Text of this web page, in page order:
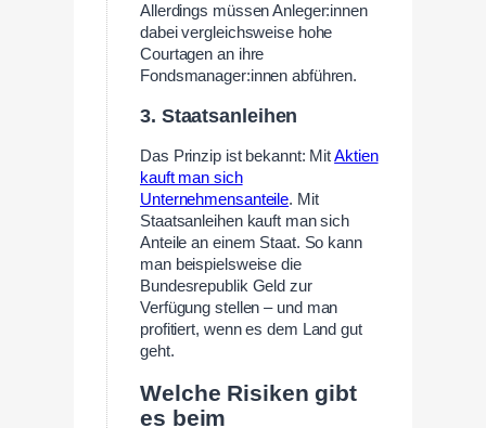
Allerdings müssen Anleger:innen
dabei vergleichsweise hohe
Courtagen an ihre
Fondsmanager:innen abführen.
3. Staatsanleihen
Das Prinzip ist bekannt: MitAktien
kauft man sich
Unternehmensanteile. Mit
Staatsanleihen kauft man sich
Anteile an einem Staat. So kann
man beispielsweise die
Bundesrepublik Geld zur
Verfügung stellen – und man
profitiert, wenn es dem Land gut
geht.
Welche Risiken gibt
es beim